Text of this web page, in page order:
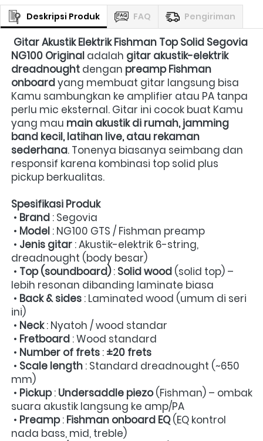
Deskripsi Produk FAQ Pengiriman
Gitar Akustik Elektrik Fishman Top Solid Segovia
NG100 Original adalah gitar akustik-elektrik
dreadnought dengan preamp Fishman
onboard yang membuat gitar langsung bisa
Kamu sambungkan ke amplifier atau PA tanpa
perlu mic eksternal. Gitar ini cocok buat Kamu
yang mau main akustik di rumah, jamming
band kecil, latihan live, atau rekaman
sederhana. Tonenya biasanya seimbang dan
responsif karena kombinasi top solid plus
pickup berkualitas.
Spesifikasi Produk
• Brand : Segovia
• Model : NG100 GTS / Fishman preamp
• Jenis gitar : Akustik-elektrik 6-string,
dreadnought (body besar)
• Top (soundboard) : Solid wood (solid top) –
lebih resonan dibanding laminate biasa
• Back & sides : Laminated wood (umum di seri
ini)
• Neck : Nyatoh / wood standar
• Fretboard : Wood standard
• Number of frets : ±20 frets
• Scale length : Standard dreadnought (~650
mm)
• Pickup : Undersaddle piezo (Fishman) – ombak
suara akustik langsung ke amp/PA
• Preamp : Fishman onboard EQ (EQ kontrol
nada bass, mid, treble)